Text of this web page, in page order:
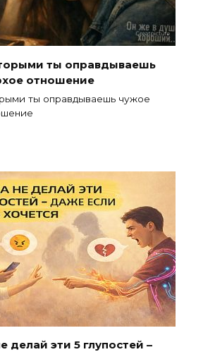
ты оправдываешь
отношение
ты оправдываешь чужое
делай эти 5 глупостей –